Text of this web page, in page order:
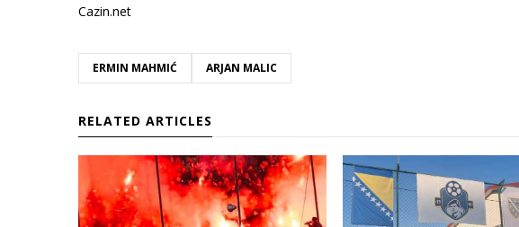
Cazin.net
ERMIN MAHMIĆ ARJAN MALIC
RELATED ARTICLES